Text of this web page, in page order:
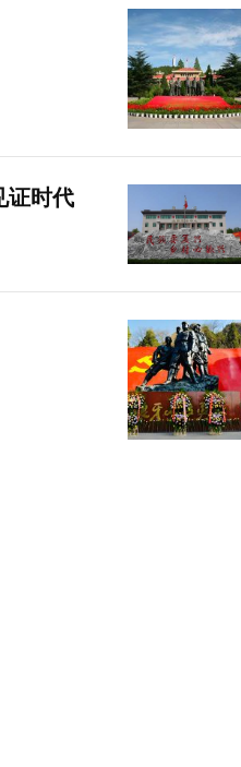
证时代